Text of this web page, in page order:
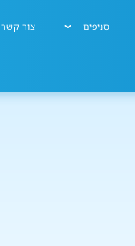
סניפים צור קשר